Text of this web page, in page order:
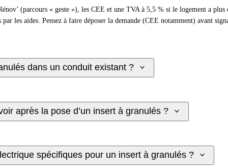
(parcours « geste »), les CEE et une TVA à 5,5 % si le logement a
les aides. Pensez à faire déposer la demande (CEE notamment) avant
dans un conduit existant ?
après la pose d’un insert à granulés ?
spécifiques pour un insert à granulés ?